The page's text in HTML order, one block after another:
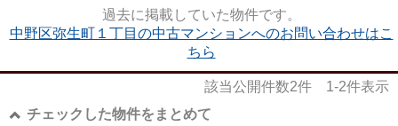
過去に掲載していた物件です。
中野区弥生町１丁目の中古マンションへのお問い合わせはこ
ちら
該当公開件数2件 1-2件表示
チェックした物件をまとめて